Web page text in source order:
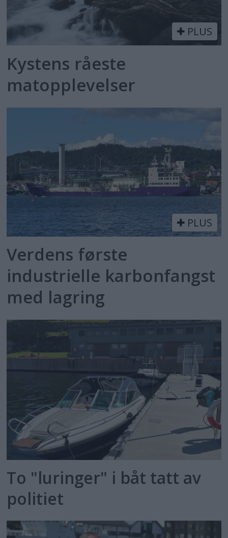
PLUS
Kystens råeste
matopplevelser
PLUS
Verdens første
industrielle karbonfangst
med lagring
To "luringer" i båt tatt av
politiet